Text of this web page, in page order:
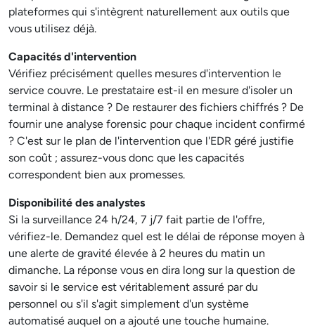
plateformes qui s'intègrent naturellement aux outils que
vous utilisez déjà.
Capacités d'intervention
Vérifiez précisément quelles mesures d'intervention le
service couvre. Le prestataire est-il en mesure d'isoler un
terminal à distance ? De restaurer des fichiers chiffrés ? De
fournir une analyse forensic pour chaque incident confirmé
? C'est sur le plan de l'intervention que l'EDR géré justifie
son coût ; assurez-vous donc que les capacités
correspondent bien aux promesses.
Disponibilité des analystes
Si la surveillance 24 h/24, 7 j/7 fait partie de l'offre,
vérifiez-le. Demandez quel est le délai de réponse moyen à
une alerte de gravité élevée à 2 heures du matin un
dimanche. La réponse vous en dira long sur la question de
savoir si le service est véritablement assuré par du
personnel ou s'il s'agit simplement d'un système
automatisé auquel on a ajouté une touche humaine.